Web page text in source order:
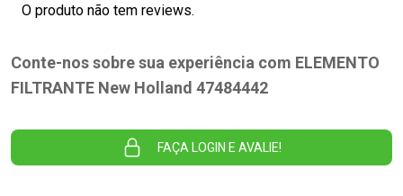
O produto não tem reviews.
Conte-nos sobre sua experiência com ELEMENTO
FILTRANTE New Holland 47484442
FAÇA LOGIN E AVALIE!